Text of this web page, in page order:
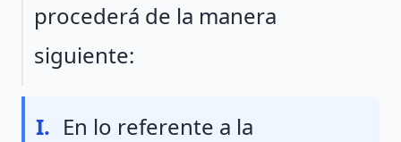
procederá de la manera
siguiente:
Fraccion I
I. En lo referente a la